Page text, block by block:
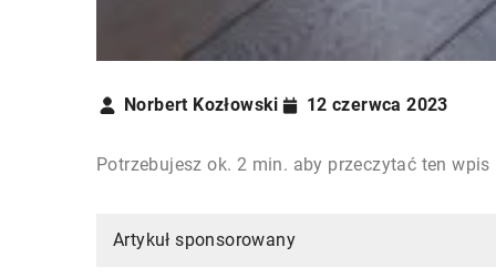
Norbert Kozłowski 12 czerwca 2023
Potrzebujesz ok. 2 min. aby przeczytać ten wpis
Artykuł sponsorowany